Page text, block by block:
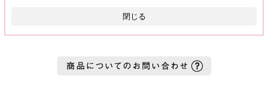
閉じる